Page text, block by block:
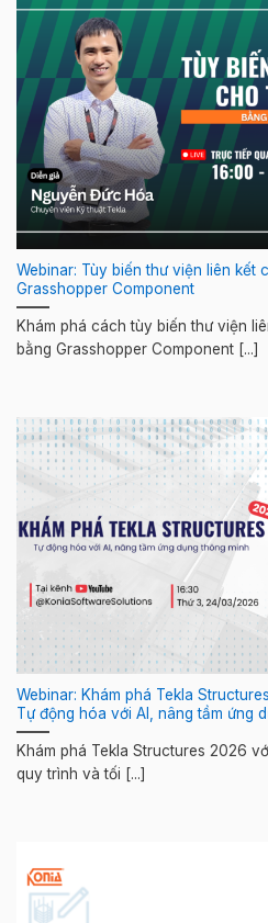
Webinar: Tùy biến thư viện liên kết
Grasshopper Component
Khám phá cách tùy biến thư viện
bằng Grasshopper Component [...]
Webinar: Khám phá Tekla
Tự động hóa với AI, nâng tầm ứng
Khám phá Tekla Structures 2026
quy trình và tối [...]